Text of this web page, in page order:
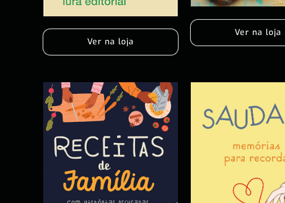
Ver na loja
Ver na loja